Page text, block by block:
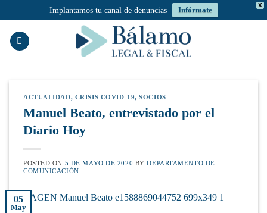
X
Implantamos tu canal de denuncias Infórmate
ACTUALIDAD, CRISIS COVID-19,SOCIOS
Manuel Beato, entrevistado por el
Diario Hoy
POSTED ON 5 DE MAYO DE 2020 BYDEPARTAMENTO DE
COMUNICACIÓN
05
May